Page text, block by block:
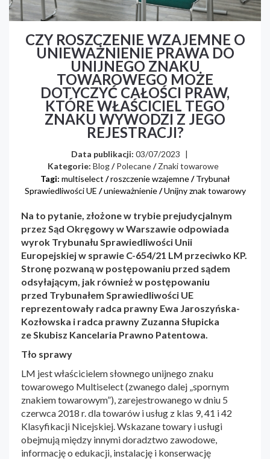
CZY ROSZCZENIE WZAJEMNE O
UNIEWAŻNIENIE PRAWA DO
UNIJNEGO ZNAKU
TOWAROWEGO MOŻE
DOTYCZYĆ CAŁOŚCI PRAW,
KTÓRE WŁAŚCICIEL TEGO
ZNAKU WYWODZI Z JEGO
REJESTRACJI?
Data publikacji: 03/07/2023 |
Kategorie: Blog/Polecane/Znaki towarowe
Tagi: multiselect /roszczenie wzajemne/Trybunał
Sprawiedliwości UE /unieważnienie/Unijny znak towarowy
Na to pytanie, złożone w trybie prejudycjalnym
przez Sąd Okręgowy w Warszawie odpowiada
wyrok Trybunału Sprawiedliwości Unii
Europejskiej w sprawie C-654/21 LM przeciwko KP.
Stronę pozwaną w postępowaniu przed sądem
odsyłającym, jak również w postępowaniu
przed Trybunałem Sprawiedliwości UE
reprezentowały radca prawny Ewa Jaroszyńska-
Kozłowska i radca prawny Zuzanna Słupicka
ze Skubisz Kancelaria Prawno Patentowa.
Tło sprawy
LM jest właścicielem słownego unijnego znaku
towarowego Multiselect (zwanego dalej „spornym
znakiem towarowym”), zarejestrowanego w dniu 5
czerwca 2018 r. dla towarów i usług z klas 9, 41 i 42
Klasyfikacji Nicejskiej. Wskazane towary i usługi
obejmują między innymi doradztwo zawodowe,
informację o edukacji, instalację i konserwację